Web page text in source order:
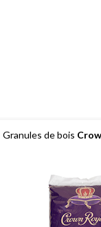
Granules de bois